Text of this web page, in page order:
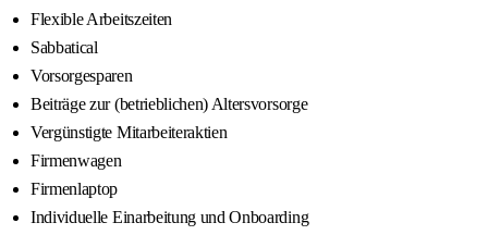
Flexible Arbeitszeiten
Sabbatical
Vorsorgesparen
Beiträge zur (betrieblichen) Altersvorsorge
Vergünstigte Mitarbeiteraktien
Firmenwagen
Firmenlaptop
Individuelle Einarbeitung und Onboarding